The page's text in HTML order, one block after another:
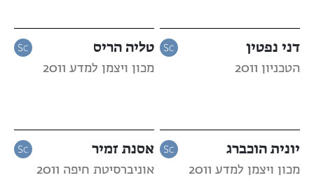
דני נפטין
הטכניון 2011
טליה הריס
מכון ויצמן למדע 2011
יונית הוכברג
מכון ויצמן למדע 2011
אסנת זמיר
אוניברסיטת חיפה 2011